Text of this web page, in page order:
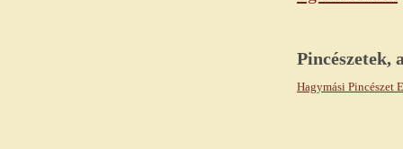
Pincészetek,
Hagymási Pincészet